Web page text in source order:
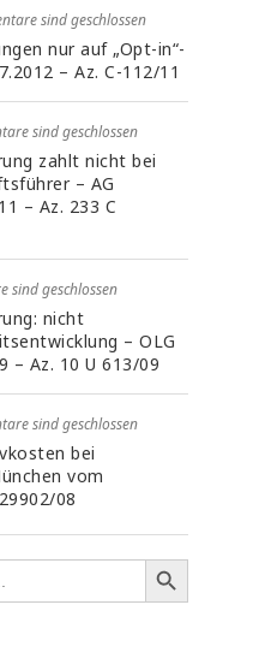
sind geschlossen
nur auf „Opt-in“-
– Az. C-112/11
sind geschlossen
zahlt nicht bei
– AG
– Az. 233 C
sind geschlossen
nicht
– OLG
– Az. 10 U 613/09
sind geschlossen
bei
vom
08